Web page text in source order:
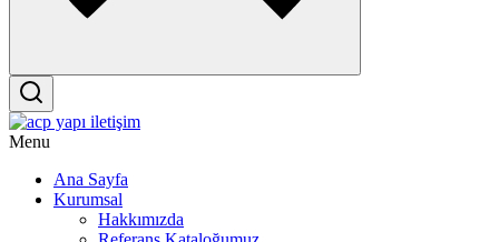
Menu
Ana Sayfa
Kurumsal
Hakkımızda